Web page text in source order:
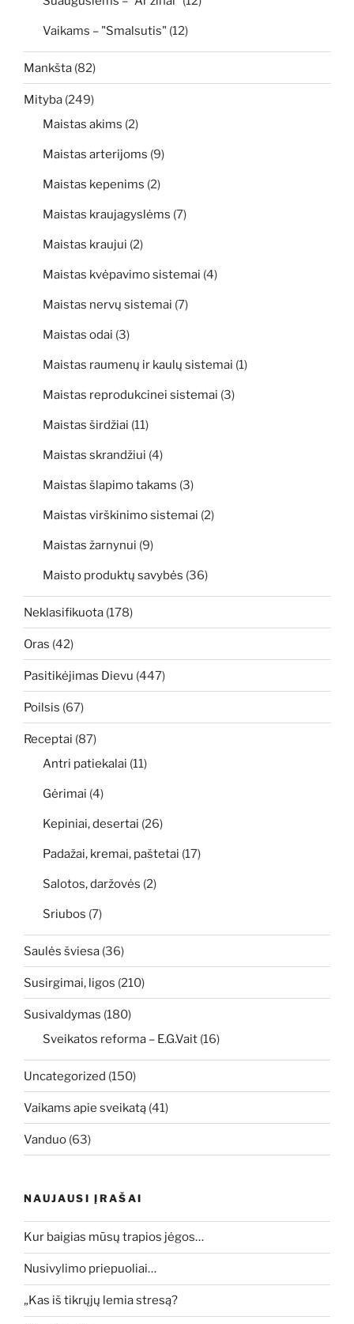
Vaikams – "Smalsutis" (12)
Mankšta (82)
Mityba (249)
Maistas akims (2)
Maistas arterijoms (9)
Maistas kepenims (2)
Maistas kraujagyslėms (7)
Maistas kraujui (2)
Maistas kvėpavimo sistemai (4)
Maistas nervų sistemai (7)
Maistas odai (3)
Maistas raumenų ir kaulų sistemai (1)
Maistas reprodukcinei sistemai (3)
Maistas širdžiai (11)
Maistas skrandžiui (4)
Maistas šlapimo takams (3)
Maistas virškinimo sistemai (2)
Maistas žarnynui (9)
Maisto produktų savybės (36)
Neklasifikuota (178)
Oras (42)
Pasitikėjimas Dievu (447)
Poilsis (67)
Receptai (87)
Antri patiekalai (11)
Gėrimai (4)
Kepiniai, desertai (26)
Padažai, kremai, paštetai (17)
Salotos, daržovės (2)
Sriubos (7)
Saulės šviesa (36)
Susirgimai, ligos (210)
Susivaldymas (180)
Sveikatos reforma – E.G.Vait (16)
Uncategorized (150)
Vaikams apie sveikatą (41)
Vanduo (63)
NAUJAUSI ĮRAŠAI
Kur baigias mūsų trapios jėgos…
Nusivylimo priepuoliai…
„Kas iš tikrųjų lemia stresą?